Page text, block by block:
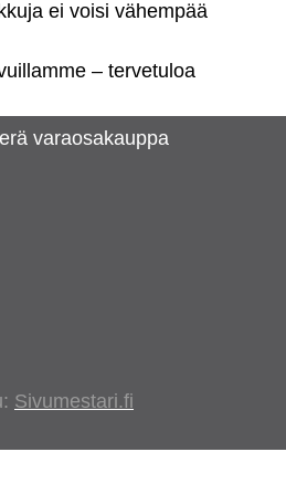
ei voisi vähempää
– tervetuloa
Sivumestari.fi